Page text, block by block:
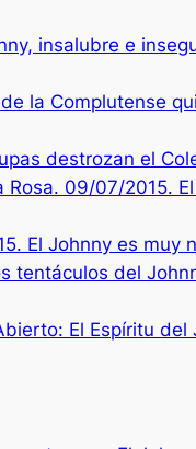
insalubre e
la Complutense
destrozan el
Rosa. 09/07/2015.
El Johnny es muy
tentáculos del
El Espíritu del